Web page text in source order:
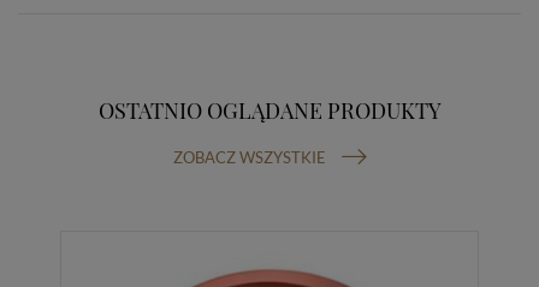
OSTATNIO OGLĄDANE PRODUKTY
ZOBACZ WSZYSTKIE